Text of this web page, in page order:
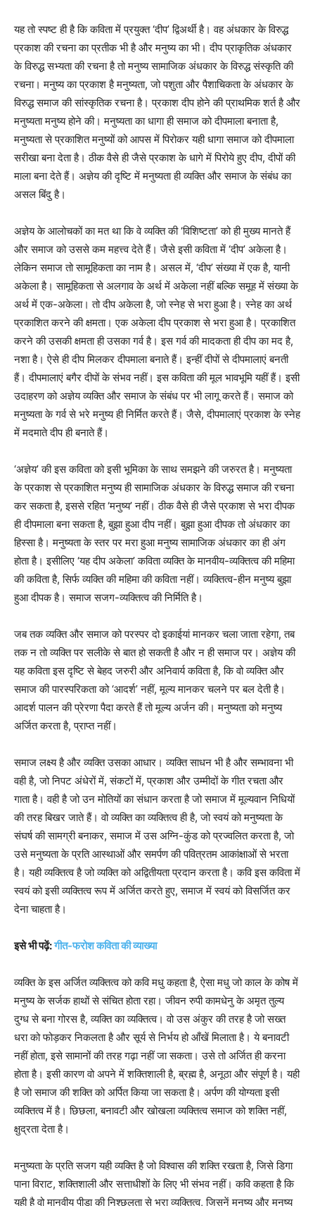
यह तो स्पष्ट ही है कि कविता में प्रयुक्त ‘दीप’ द्विअर्थी है। वह अंधकार के विरुद्ध
प्रकाश की रचना का प्रतीक भी है और मनुष्य का भी। दीप प्राकृतिक अंधकार
के विरुद्ध सभ्यता की रचना है तो मनुष्य सामाजिक अंधकार के विरुद्ध संस्कृति की
रचना। मनुष्य का प्रकाश है मनुष्यता, जो पशुता और पैशाचिकता के अंधकार के
विरुद्ध समाज की सांस्कृतिक रचना है। प्रकाश दीप होने की प्राथमिक शर्त है और
मनुष्यता मनुष्य होने की। मनुष्यता का धागा ही समाज को दीपमाला बनाता है,
मनुष्यता से प्रकाशित मनुष्यों को आपस में पिरोकर यही धागा समाज को दीपमाला
सरीखा बना देता है। ठीक वैसे ही जैसे प्रकाश के धागे में पिरोये हुए दीप, दीपों की
माला बना देते हैं। अज्ञेय की दृष्टि में मनुष्यता ही व्यक्ति और समाज के संबंध का
असल बिंदु है।
अज्ञेय के आलोचकों का मत था कि वे व्यक्ति की ‘विशिष्टता’ को ही मुख्य मानते हैं
और समाज को उससे कम महत्त्व देते हैं। जैसे इसी कविता में ‘दीप’ अकेला है।
लेकिन समाज तो सामूहिकता का नाम है। असल में, ‘दीप’ संख्या में एक है, यानी
अकेला है। सामूहिकता से अलगाव के अर्थ में अकेला नहीं बल्कि समूह में संख्या के
अर्थ में एक-अकेला। तो दीप अकेला है, जो स्नेह से भरा हुआ है। स्नेह का अर्थ
प्रकाशित करने की क्षमता। एक अकेला दीप प्रकाश से भरा हुआ है। प्रकाशित
करने की उसकी क्षमता ही उसका गर्व है। इस गर्व की मादकता ही दीप का मद है,
नशा है। ऐसे ही दीप मिलकर दीपमाला बनाते हैं। इन्हीं दीपों से दीपमालाएं बनती
हैं। दीपमालाएं बगैर दीपों के संभव नहीं। इस कविता की मूल भावभूमि यहीं हैं। इसी
उदाहरण को अज्ञेय व्यक्ति और समाज के संबंध पर भी लागू करते हैं। समाज को
मनुष्यता के गर्व से भरे मनुष्य ही निर्मित करते हैं। जैसे, दीपमालाएं प्रकाश के स्नेह
में मदमाते दीप ही बनाते हैं।
‘अज्ञेय’ की इस कविता को इसी भूमिका के साथ समझने की जरुरत है। मनुष्यता
के प्रकाश से प्रकाशित मनुष्य ही सामाजिक अंधकार के विरुद्ध समाज की रचना
कर सकता है, इससे रहित ‘मनुष्य’ नहीं। ठीक वैसे ही जैसे प्रकाश से भरा दीपक
ही दीपमाला बना सकता है, बुझा हुआ दीप नहीं। बुझा हुआ दीपक तो अंधकार का
हिस्सा है। मनुष्यता के स्तर पर मरा हुआ मनुष्य सामाजिक अंधकार का ही अंग
होता है। इसीलिए ‘यह दीप अकेला’ कविता व्यक्ति के मानवीय-व्यक्तित्व की महिमा
की कविता है, सिर्फ व्यक्ति की महिमा की कविता नहीं। व्यक्तित्व-हीन मनुष्य बुझा
हुआ दीपक है। समाज सजग-व्यक्तित्व की निर्मिति है।
जब तक व्यक्ति और समाज को परस्पर दो इकाईयां मानकर चला जाता रहेगा, तब
तक न तो व्यक्ति पर सलीके से बात हो सकती है और न ही समाज पर। अज्ञेय की
यह कविता इस दृष्टि से बेहद जरुरी और अनिवार्य कविता है, कि वो व्यक्ति और
समाज की पारस्परिकता को ‘आदर्श’ नहीं, मूल्य मानकर चलने पर बल देती है।
आदर्श पालन की प्रेरणा पैदा करते हैं तो मूल्य अर्जन की। मनुष्यता को मनुष्य
अर्जित करता है, प्राप्त नहीं।
समाज लक्ष्य है और व्यक्ति उसका आधार। व्यक्ति साधन भी है और सम्भावना भी
वही है, जो निपट अंधेरों में, संकटों में, प्रकाश और उम्मीदों के गीत रचता और
गाता है। वही है जो उन मोतियों का संधान करता है जो समाज में मूल्यवान निधियों
की तरह बिखर जाते हैं। वो व्यक्ति का व्यक्तित्व ही है, जो स्वयं को मनुष्यता के
संघर्ष की सामग्री बनाकर, समाज में उस अग्नि-कुंड को प्रज्वलित करता है, जो
उसे मनुष्यता के प्रति आस्थाओं और समर्पण की पवित्रतम आकांक्षाओं से भरता
है। यही व्यक्तित्व है जो व्यक्ति को अद्वितीयता प्रदान करता है। कवि इस कविता में
स्वयं को इसी व्यक्तित्व रूप में अर्जित करते हुए, समाज में स्वयं को विसर्जित कर
देना चाहता है।
इसे भी पढ़ें:गीत-फरोश कविता की व्याख्या
व्यक्ति के इस अर्जित व्यक्तित्व को कवि मधु कहता है, ऐसा मधु जो काल के कोष में
मनुष्य के सर्जक हाथों से संचित होता रहा। जीवन रुपी कामधेनु के अमृत तुल्य
दुग्ध से बना गोरस है, व्यक्ति का व्यक्तित्व। वो उस अंकुर की तरह है जो सख्त
धरा को फोड़कर निकलता है और सूर्य से निर्भय हो आँखें मिलाता है। ये बनावटी
नहीं होता, इसे सामानों की तरह गढ़ा नहीं जा सकता। उसे तो अर्जित ही करना
होता है। इसी कारण वो अपने में शक्तिशाली है, ब्रह्म है, अनूठा और संपूर्ण है। यही
है जो समाज की शक्ति को अर्पित किया जा सकता है। अर्पण की योग्यता इसी
व्यक्तित्व में है। छिछला, बनावटी और खोखला व्यक्तित्व समाज को शक्ति नहीं,
क्षुद्रता देता है।
मनुष्यता के प्रति सजग यही व्यक्ति है जो विश्वास की शक्ति रखता है, जिसे डिगा
पाना विराट, शक्तिशाली और सत्ताधीशों के लिए भी संभव नहीं। कवि कहता है कि
यही है वो मानवीय पीड़ा की निश्छलता से भरा व्यक्तित्व, जिसनें मनुष्य और मनुष्य